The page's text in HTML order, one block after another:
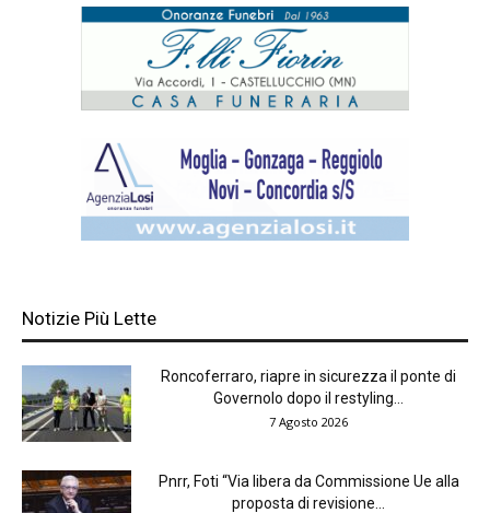
Notizie Più Lette
Roncoferraro, riapre in sicurezza il ponte di
Governolo dopo il restyling...
7 Agosto 2026
Pnrr, Foti “Via libera da Commissione Ue alla
proposta di revisione...